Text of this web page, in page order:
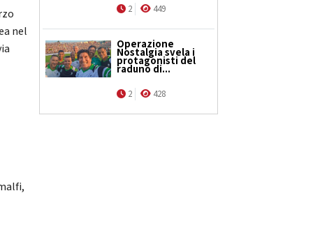
nel
2 449
Operazione
Nostalgia svela i
protagonisti del
raduno di...
2 428